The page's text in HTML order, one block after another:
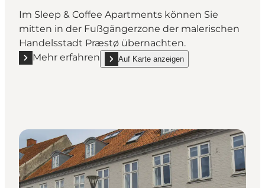
Im Sleep & Coffee Apartments können Sie
mitten in der Fußgängerzone der malerischen
Handelsstadt Præstø übernachten.
Mehr erfahren
Mehr erfahren "Sleep & Coffee Apartments"
Auf Karte anzeigen
show Sleep & Coffee Apartments on_map